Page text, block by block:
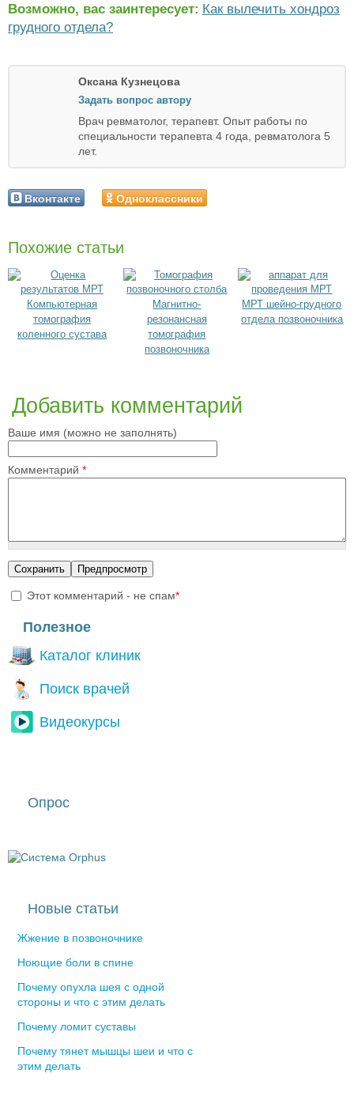
Возможно, вас заинтересует: Как вылечить хондроз
грудного отдела?
Оксана Кузнецова
Задать вопрос автору
Врач ревматолог, терапевт. Опыт работы по
специальности терапевта 4 года, ревматолога 5
лет.
Вконтакте Одноклассники
Похожие статьи
Компьютерная
томография
коленного сустава
Магнитно-
резонансная
томография
позвоночника
МРТ шейно-грудного
отдела позвоночника
Добавить комментарий
Ваше имя (можно не заполнять)
Комментарий *
Этот комментарий - не спам*
Полезное
Каталог клиник
Поиск врачей
Видеокурсы
Опрос
Новые статьи
Жжение в позвоночнике
Ноющие боли в спине
Почему опухла шея с одной
стороны и что с этим делать
Почему ломит суставы
Почему тянет мышцы шеи и что с
этим делать